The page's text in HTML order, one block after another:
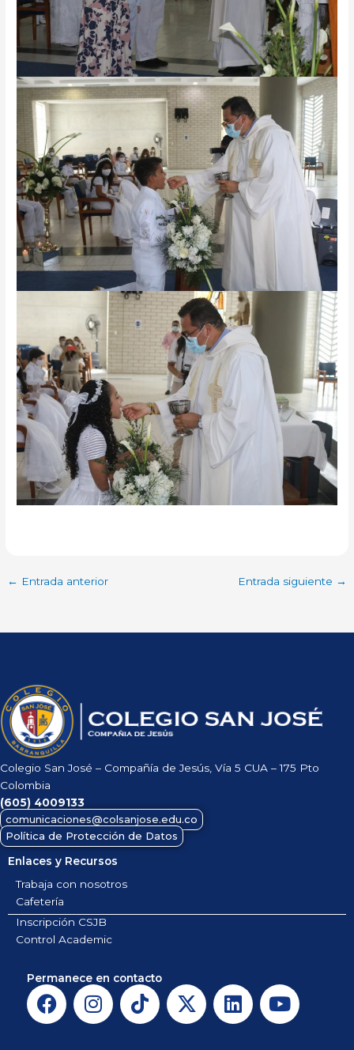
← Entrada anterior Entrada siguiente →
Colegio San José – Compañía de Jesús, Vía 5 CUA – 175 Pto
Colombia
(605) 4009133
comunicaciones@colsanjose.edu.co
Política de Protección de Datos
Enlaces y Recursos
Trabaja con nosotros
Cafetería
Inscripción CSJB
Control Academic
Permanece en contacto
F
a
I
n
T
i
X
-
L
i
Y
o